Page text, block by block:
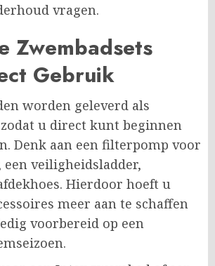
vragen.
Zwembadsets
Gebruik
worden geleverd als
u direct kunt beginnen
Denk aan een filterpomp voor
een veiligheidsladder,
Hierdoor hoeft u
meer aan te schaffen
voorbereid op een